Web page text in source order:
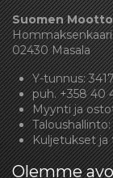
Suomen
02430 Masala
Y-tunnus:
puh.+358 40
Myynti ja
Taloushallinto:
Kuljetukset
Olemme